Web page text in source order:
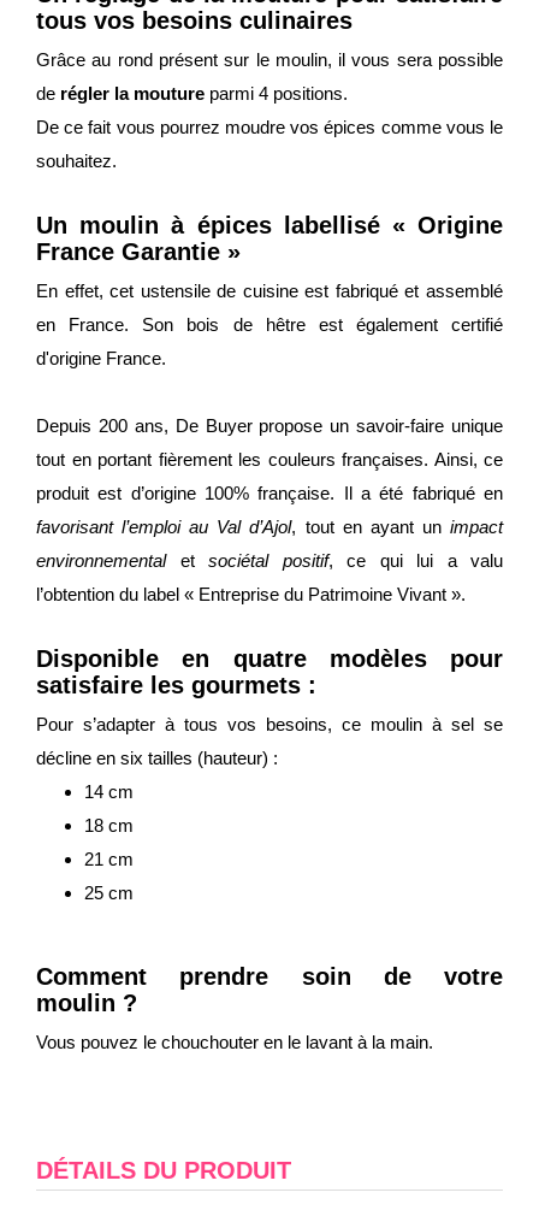
tous vos besoins culinaires
Grâce au rond présent sur le moulin, il vous sera possible
de régler la mouture parmi 4 positions.
De ce fait vous pourrez moudre vos épices comme vous le
souhaitez.
Un moulin à épices labellisé « Origine
France Garantie »
En effet, cet ustensile de cuisine est fabriqué et assemblé
en France. Son bois de hêtre est également certifié
d'origine France.
Depuis 200 ans, De Buyer propose un savoir-faire unique
tout en portant fièrement les couleurs françaises. Ainsi, ce
produit est d’origine 100% française. Il a été fabriqué en
favorisant l’emploi au Val d’Ajol, tout en ayant unimpact
environnementalet sociétal positif, ce qui lui a valu
l’obtention du label « Entreprise du Patrimoine Vivant ».
Disponible en quatre modèles pour
satisfaire les gourmets :
Pour s’adapter à tous vos besoins, ce moulin à sel se
décline en six tailles (hauteur) :
14 cm
18 cm
21 cm
25 cm
Comment prendre soin de votre
moulin ?
Vous pouvez le chouchouter en le lavant à la main.
DÉTAILS DU PRODUIT